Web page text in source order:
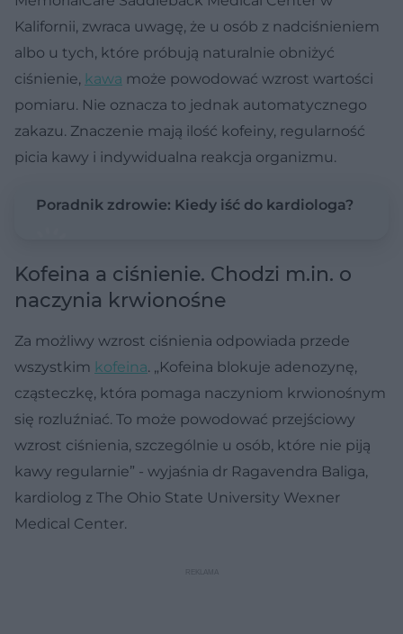
Kalifornii, zwraca uwagę, że u osób z nadciśnieniem
albo u tych, które próbują naturalnie obniżyć
ciśnienie, kawa może powodować wzrost wartości
pomiaru. Nie oznacza to jednak automatycznego
zakazu. Znaczenie mają ilość kofeiny, regularność
picia kawy i indywidualna reakcja organizmu.
Poradnik zdrowie: Kiedy iść do kardiologa?
Kofeina a ciśnienie. Chodzi m.in. o
naczynia krwionośne
Za możliwy wzrost ciśnienia odpowiada przede
wszystkim kofeina. „Kofeina blokuje adenozynę,
cząsteczkę, która pomaga naczyniom krwionośnym
się rozluźniać. To może powodować przejściowy
wzrost ciśnienia, szczególnie u osób, które nie piją
kawy regularnie” - wyjaśnia dr Ragavendra Baliga,
kardiolog z The Ohio State University Wexner
Medical Center.